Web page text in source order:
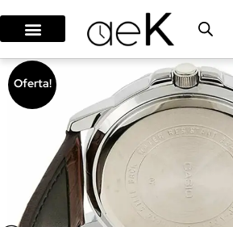
Oferta!